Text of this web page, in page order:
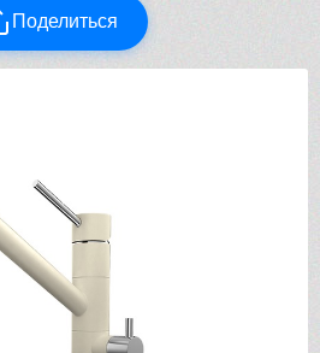
Поделиться